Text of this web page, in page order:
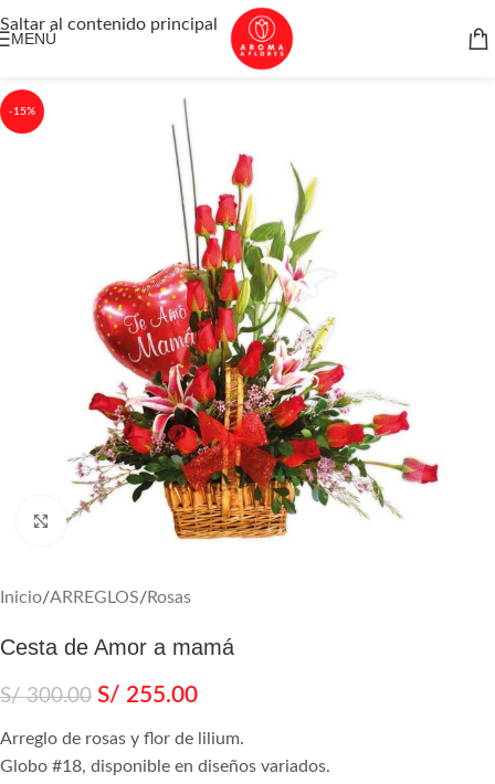
Saltar al contenido principal
MENÚ
-15%
Agrandar
Inicio/ARREGLOS/Rosas
Cesta de Amor a mamá
S/300.00 S/ 255.00
Arreglo de rosas y flor de lilium.
Globo #18, disponible en diseños variados.